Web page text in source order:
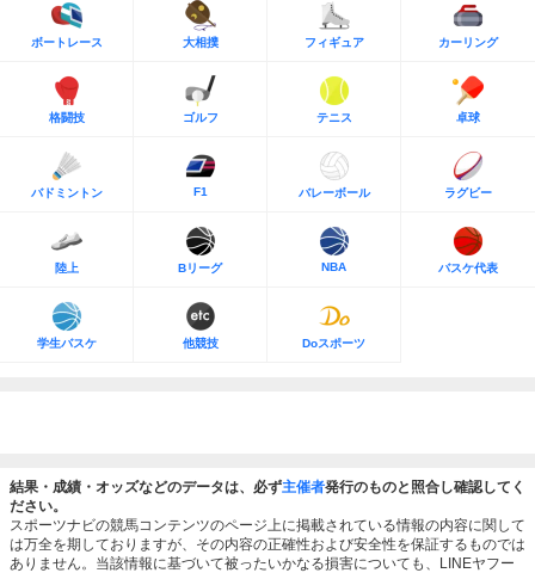
ボートレース 大相撲 フィギュア カーリング
格闘技 ゴルフ テニス 卓球
バドミントン F1 バレーボール ラグビー
陸上 Bリーグ NBA バスケ代表
学生バスケ 他競技 Doスポーツ
結果・成績・オッズなどのデータは、必ず主催者発行のものと照合し確認してく
ださい。
スポーツナビの競馬コンテンツのページ上に掲載されている情報の内容に関して
は万全を期しておりますが、その内容の正確性および安全性を保証するものでは
ありません。当該情報に基づいて被ったいかなる損害についても、LINEヤフー